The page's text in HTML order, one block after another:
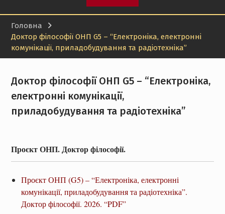
Головна
Доктор філософії ОНП G5 – “Електроніка, електронні
комунікації, приладобудування та радіотехніка”
Доктор філософії ОНП G5 – “Електроніка,
електронні комунікації,
приладобудування та радіотехніка”
Проєкт ОНП. Доктор філософії.
Проєкт ОНП (G5) – “Електроніка, електронні
комунікації, приладобудування та радіотехніка”.
Доктор філософії. 2026. “PDF”